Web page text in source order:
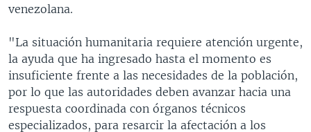
venezolana.
"La situación humanitaria requiere atención urgente,
la ayuda que ha ingresado hasta el momento es
insuficiente frente a las necesidades de la población,
por lo que las autoridades deben avanzar hacia una
respuesta coordinada con órganos técnicos
especializados, para resarcir la afectación a los